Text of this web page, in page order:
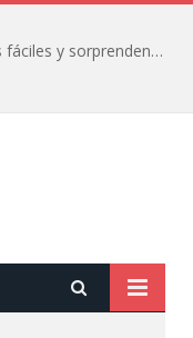
Deliciosos cócteles con vodka: recetas fáciles y sorprendentes